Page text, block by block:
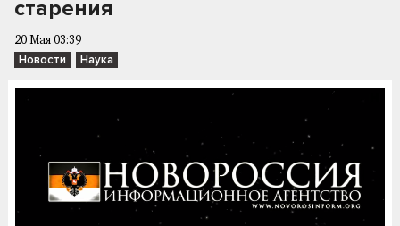
старения
20 Мая 03:39
Новости Наука